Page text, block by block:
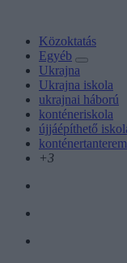
Közoktatás
Egyéb
Ukrajna
Ukrajna iskola
ukrajnai háború
konténeriskola
újjáépíthető
konténertanterem
+3